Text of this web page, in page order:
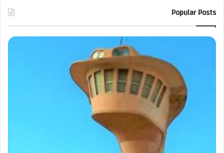
Popular Posts